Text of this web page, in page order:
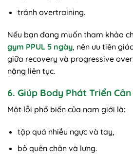
tránh overtraining.
Nếu bạn đang muốn tham khảo
gym PPUL 5 ngày, nên ưu tiên
giữa recovery và progressive
nặng liên tục.
6. Giúp Body Phát Triển
Một lỗi phổ biến của nam giới là:
tập quá nhiều ngực và tay,
bỏ quên chân và lưng.